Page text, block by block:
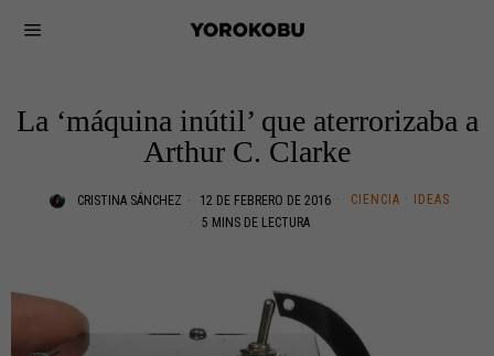
La ‘máquina inútil’ que aterrorizaba a
Arthur C. Clarke
CRISTINA SÁNCHEZ 12 DE FEBRERO DE 2016 CIENCIA ·
IDEAS
5 MINS DE LECTURA